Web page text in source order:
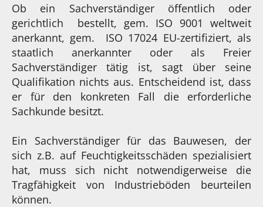
Ob ein Sachverständiger öffentlich oder
gerichtlich bestellt, gem. ISO 9001 weltweit
anerkannt, gem. ISO 17024 EU-zertifiziert, als
staatlich anerkannter oder als Freier
Sachverständiger tätig ist, sagt über seine
Qualifikation nichts aus. Entscheidend ist, dass
er für den konkreten Fall die erforderliche
Sachkunde besitzt.
Ein Sachverständiger für das Bauwesen, der
sich z.B. auf Feuchtigkeitsschäden spezialisiert
hat, muss sich nicht notwendigerweise die
Tragfähigkeit von Industrieböden beurteilen
können.